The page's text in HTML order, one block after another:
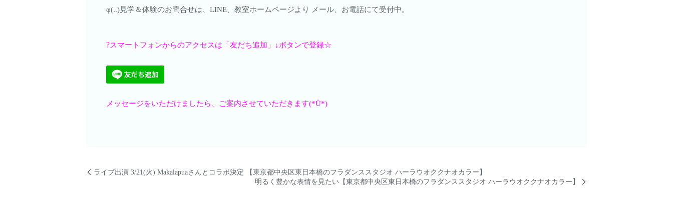
φ(..)見学＆体験のお問合せは、LINE、教室ホームページより メール、お電話にて受付中。
?スマートフォンからのアクセスは「友だち追加」↓ボタンで登録☆
メッセージをいただけましたら、ご案内させていただきます(*Ü*)
ライブ出演 3/21(火) Makalapuaさんとコラボ決定 【東京都中央区東日本橋のフラダンススタジオ ハーラウオククナオカラー】
明るく豊かな表情を見たい【東京都中央区東日本橋のフラダンススタジオ ハーラウオククナオカラー】